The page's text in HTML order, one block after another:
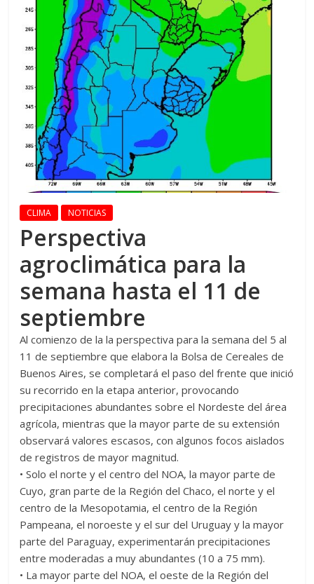
CLIMA NOTICIAS
Perspectiva
agroclimática para la
semana hasta el 11 de
septiembre
Al comienzo de la la perspectiva para la semana del 5 al
11 de septiembre que elabora la Bolsa de Cereales de
Buenos Aires, se completará el paso del frente que inició
su recorrido en la etapa anterior, provocando
precipitaciones abundantes sobre el Nordeste del área
agrícola, mientras que la mayor parte de su extensión
observará valores escasos, con algunos focos aislados
de registros de mayor magnitud.
• Solo el norte y el centro del NOA, la mayor parte de
Cuyo, gran parte de la Región del Chaco, el norte y el
centro de la Mesopotamia, el centro de la Región
Pampeana, el noroeste y el sur del Uruguay y la mayor
parte del Paraguay, experimentarán precipitaciones
entre moderadas a muy abundantes (10 a 75 mm).
• La mayor parte del NOA, el oeste de la Región del